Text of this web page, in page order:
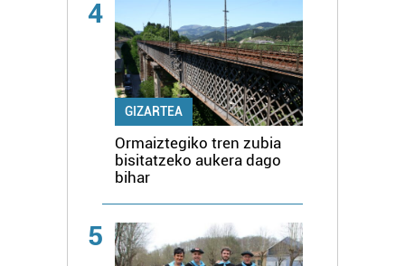
4
GIZARTEA
Ormaiztegiko tren zubia
bisitatzeko aukera dago
bihar
5